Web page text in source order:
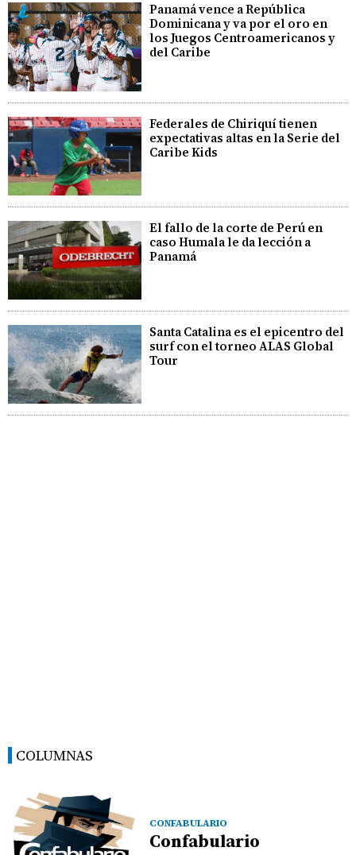
Panamá vence a República
Dominicana y va por el oro en
los Juegos Centroamericanos y
del Caribe
Federales de Chiriquí tienen
expectativas altas en la Serie del
Caribe Kids
El fallo de la corte de Perú en
caso Humala le da lección a
Panamá
Santa Catalina es el epicentro del
surf con el torneo ALAS Global
Tour
COLUMNAS
CONFABULARIO
Confabulario